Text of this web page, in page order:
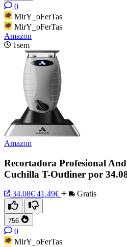
0
MirY_oFerTas
MirY_oFerTas
Amazon
1sem
Amazon
Recortadora Profesional
Cuchilla T-Outliner por
34.08€ 41.49€ Gratis
756
0
MirY_oFerTas